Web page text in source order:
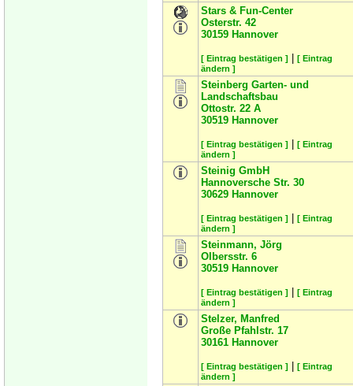
Stars & Fun-Center
Osterstr. 42
30159 Hannover
[ Eintrag bestätigen ]
[ Eintrag
ändern ]
Steinberg Garten- und
Landschaftsbau
Ottostr. 22 A
30519 Hannover
[ Eintrag bestätigen ]
[ Eintrag
ändern ]
Steinig GmbH
Hannoversche Str. 30
30629 Hannover
[ Eintrag bestätigen ]
[ Eintrag
ändern ]
Steinmann, Jörg
Olbersstr. 6
30519 Hannover
[ Eintrag bestätigen ]
[ Eintrag
ändern ]
Stelzer, Manfred
Große Pfahlstr. 17
30161 Hannover
[ Eintrag bestätigen ]
[ Eintrag
ändern ]